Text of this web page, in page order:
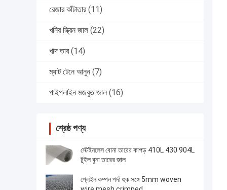
রেজার কাঁটাতার (11)
খনির স্ক্রিন জাল (22)
খাদ তার (14)
ম্যাট টেনে আনুন (7)
পাইপলাইন মজবুত জাল (16)
শ্রেষ্ঠ পণ্য
স্টেইনলেস বোনা তারের কাপড় 410L 430 904L
টুইল বুনা তারের জাল
প্লেইন কম্পন পর্দা হুক সঙ্গে 5mm woven